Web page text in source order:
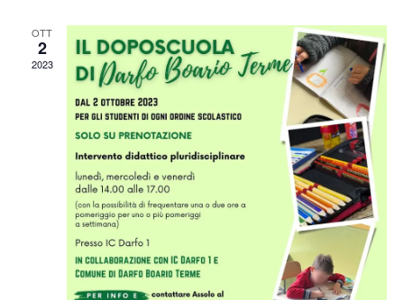
OTT
2
2023